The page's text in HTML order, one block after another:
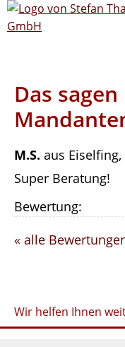
Das
M.S. aus Eiselfing
Super Beratung!
Bewertung:
« alle
Wir helfen Ihnen